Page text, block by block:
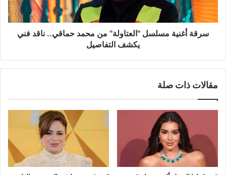
ناقد
فني
يكشف
سرقة أغنية مسلسل "العتاولة" من محمد حماقي.. ناقد فني
يكشف التفاصيل
مقالات ذات صلة